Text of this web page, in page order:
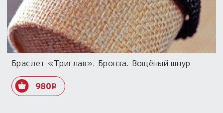
Браслет «Триглав». Бронза. Вощёный шнур
980i